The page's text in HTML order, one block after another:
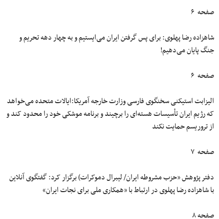
صفحه ۶
شاهزاده رضا پهلوی: برای پس گرفتن ایران می‌ایستیم و به چهار دهه تحریم و
جنگ پایان می‌دهیم!
صفحه ۶
الیزابت استیکنی سخنگوی فارسی وزارت خارجه آمریکا:ایالات متحده می‌خواهد
که رژیم ایران تأسیسات هسته‌ای را برچیند و برنامه موشکی خود را محدود کند و
از تروریسم حمایت نکند
صفحه ۷
دفتر پژوهش «حزب مشروطه ایران/ لیبرال دموکرات) برگزار کرد: گفتگوی آنلاین
با شاهزاده رضا پهلوی در ارتباط با «همکاری ملی برای نجات ایران»
صفحه ۸